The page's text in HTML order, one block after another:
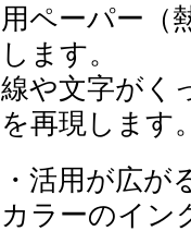
用ペーパー（
します。
線や文字がく
を再現します
・活用が広
カラーのイン